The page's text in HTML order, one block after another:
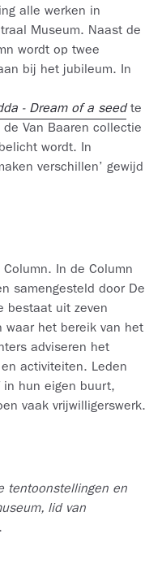
alle werken in
Museum. Naast de
wordt op twee
bij het jubileum. In
- Dream of a seedte
Van Baaren collectie
wordt. In
verschillen’ gewijd
In de Column
samengesteld door De
bestaat uit zeven
waar het bereik van het
adviseren het
activiteiten. Leden
hun eigen buurt,
vaak vrijwilligerswerk.
tentoonstellingen en
lid van